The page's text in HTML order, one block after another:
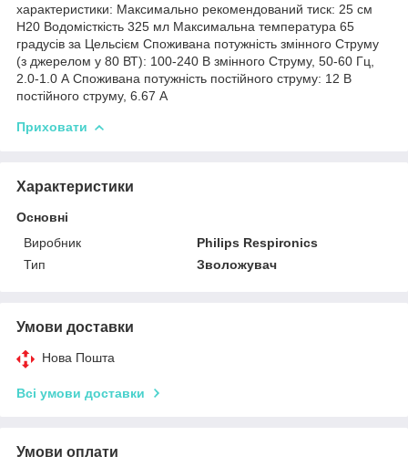
характеристики: Максимально рекомендований тиск: 25 см
H20 Водомісткість 325 мл Максимальна температура 65
градусів за Цельсієм Споживана потужність змінного Струму
(з джерелом у 80 ВТ): 100-240 В змінного Струму, 50-60 Гц,
2.0-1.0 А Споживана потужність постійного струму: 12 В
постійного струму, 6.67 А
Приховати
Характеристики
Основні
Виробник
Philips Respironics
Тип
Зволожувач
Умови доставки
Нова Пошта
Всі умови доставки
Умови оплати